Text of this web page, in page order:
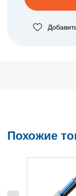
Похожие